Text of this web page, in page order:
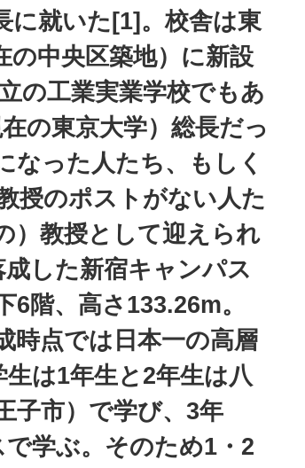
に就いた[1]。校舎は東
の中央区築地）に新設
の工業実業学校でもあ
の東京大学）総長だっ
なった人たち、もしく
授のポストがない人た
）教授として迎えられ
した新宿キャンパス
6階、高さ133.26m。
時点では日本一の高層
は1年生と2年生は八
子市）で学び、3年
学ぶ。そのため1・2